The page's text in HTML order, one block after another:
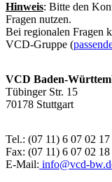
Hinweis: Bitte den
Fragen nutzen.
Bei regionalen Fragen
VCD-Gruppe (
VCD Baden-
Tübinger Str. 15
70178 Stuttgart
Tel.: (07 11) 6 07 02 17
Fax: (07 11) 6 07 02 18
E-Mail: info@vcd-